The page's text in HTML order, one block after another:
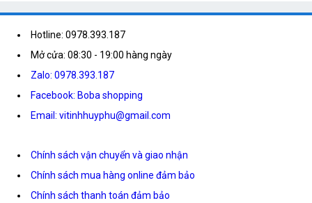
Hotline: 0978.393.187
Mở cửa: 08:30 - 19:00 hàng ngày
Zalo: 0978.393.187
Facebook: Boba shopping
Email: vitinhhuyphu@gmail.com
Chính sách vận chuyển và giao nhận
Chính sách mua hàng online đảm bảo
Chính sách thanh toán đảm bảo